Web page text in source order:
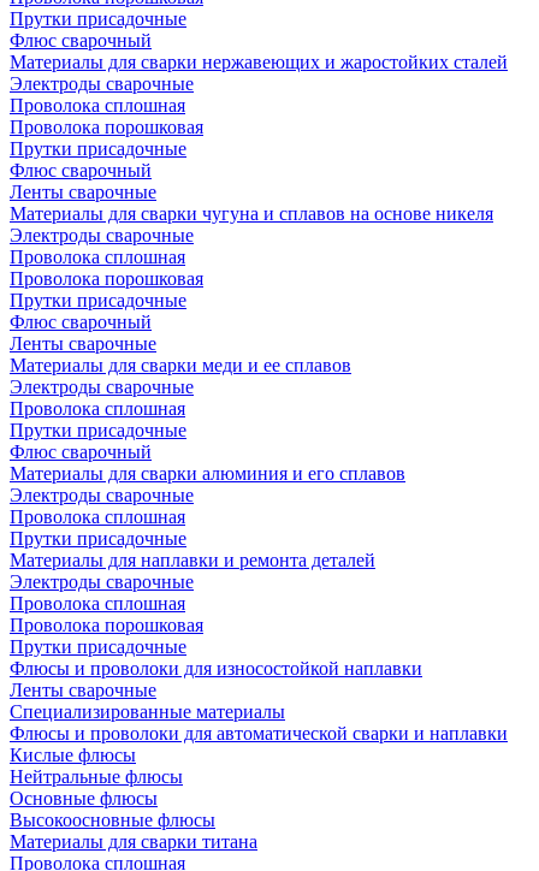
Прутки присадочные
Флюс сварочный
Материалы для сварки нержавеющих и жаростойких сталей
Электроды сварочные
Проволока сплошная
Проволока порошковая
Прутки присадочные
Флюс сварочный
Ленты сварочные
Материалы для сварки чугуна и сплавов на основе никеля
Электроды сварочные
Проволока сплошная
Проволока порошковая
Прутки присадочные
Флюс сварочный
Ленты сварочные
Материалы для сварки меди и ее сплавов
Электроды сварочные
Проволока сплошная
Прутки присадочные
Флюс сварочный
Материалы для сварки алюминия и его сплавов
Электроды сварочные
Проволока сплошная
Прутки присадочные
Материалы для наплавки и ремонта деталей
Электроды сварочные
Проволока сплошная
Проволока порошковая
Прутки присадочные
Флюсы и проволоки для износостойкой наплавки
Ленты сварочные
Специализированные материалы
Флюсы и проволоки для автоматической сварки и наплавки
Кислые флюсы
Нейтральные флюсы
Основные флюсы
Высокоосновные флюсы
Материалы для сварки титана
Проволока сплошная